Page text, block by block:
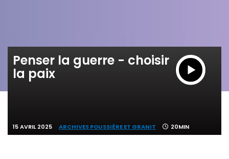
Penser la guerre - choisir
la paix
15 AVRIL 2025 ARCHIVES POUSSIÈRE ET GRANIT 20MIN